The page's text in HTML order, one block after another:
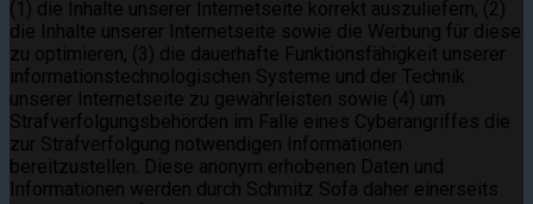
(1) die Inhalte unserer Internetseite korrekt auszuliefern, (2)
die Inhalte unserer Internetseite sowie die Werbung für diese
zu optimieren, (3) die dauerhafte Funktionsfähigkeit unserer
informationstechnologischen Systeme und der Technik
unserer Internetseite zu gewährleisten sowie (4) um
Strafverfolgungsbehörden im Falle eines Cyberangriffes die
zur Strafverfolgung notwendigen Informationen
bereitzustellen. Diese anonym erhobenen Daten und
Informationen werden durch Schmitz Sofa daher einerseits